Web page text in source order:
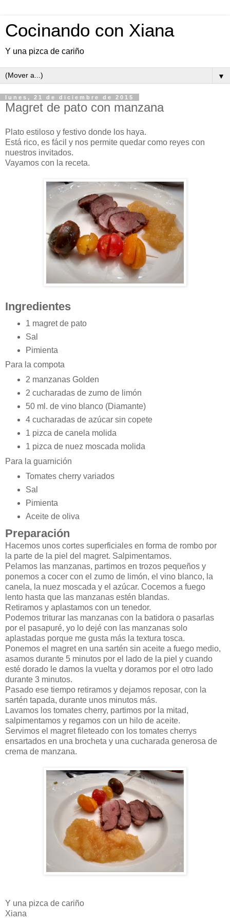
Cocinando con Xiana
Y una pizca de cariño
▼
lunes, 21 de diciembre de 2015
Magret de pato con manzana
Plato estiloso y festivo donde los haya.
Está rico, es fácil y nos permite quedar como reyes con
nuestros invitados.
Vayamos con la receta.
Ingredientes
1 magret de pato
Sal
Pimienta
Para la compota
2 manzanas Golden
2 cucharadas de zumo de limón
50 ml. de vino blanco (Diamante)
4 cucharadas de azúcar sin copete
1 pizca de canela molida
1 pizca de nuez moscada molida
Para la guarnición
Tomates cherry variados
Sal
Pimienta
Aceite de oliva
Preparación
Hacemos unos cortes superficiales en forma de rombo por
la parte de la piel del magret. Salpimentamos.
Pelamos las manzanas, partimos en trozos pequeños y
ponemos a cocer con el zumo de limón, el vino blanco, la
canela, la nuez moscada y el azúcar. Cocemos a fuego
lento hasta que las manzanas estén blandas.
Retiramos y aplastamos con un tenedor.
Podemos triturar las manzanas con la batidora o pasarlas
por el pasapuré, yo lo dejé con las manzanas solo
aplastadas porque me gusta más la textura tosca.
Ponemos el magret en una sartén sin aceite a fuego medio,
asamos durante 5 minutos por el lado de la piel y cuando
esté dorado le damos la vuelta y doramos por el otro lado
durante 3 minutos.
Pasado ese tiempo retiramos y dejamos reposar, con la
sartén tapada, durante unos minutos más.
Lavamos los tomates cherry, partimos por la mitad,
salpimentamos y regamos con un hilo de aceite.
Servimos el magret fileteado con los tomates cherrys
ensartados en una brocheta y una cucharada generosa de
crema de manzana.
Y una pizca de cariño
Xiana